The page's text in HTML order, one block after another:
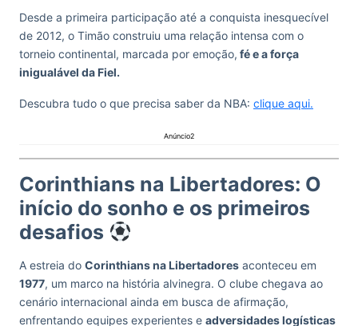
Desde a primeira participação até a conquista inesquecível
de 2012, o Timão construiu uma relação intensa com o
torneio continental, marcada por emoção, fé e a força
inigualável da Fiel.
Descubra tudo o que precisa saber da NBA: clique aqui.
Anúncio2
Corinthians na Libertadores: O
início do sonho e os primeiros
desafios
A estreia do Corinthians na Libertadores aconteceu em
1977, um marco na história alvinegra. O clube chegava ao
cenário internacional ainda em busca de afirmação,
enfrentando equipes experientes e adversidades logísticas